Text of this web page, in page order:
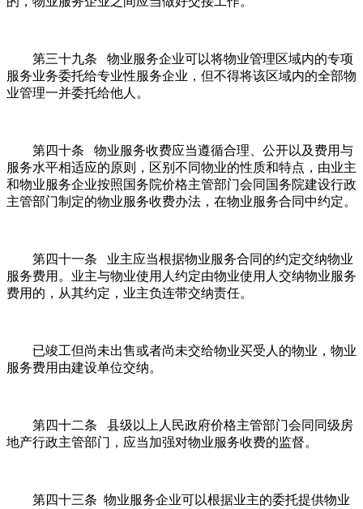
第三十九条 物业服务企业可以将物业管理区域内的专项
服务业务委托给专业性服务企业，但不得将该区域内的全部物
业管理一并委托给他人。
第四十条 物业服务收费应当遵循合理、公开以及费用与
服务水平相适应的原则，区别不同物业的性质和特点，由业主
和物业服务企业按照国务院价格主管部门会同国务院建设行政
主管部门制定的物业服务收费办法，在物业服务合同中约定。
第四十一条 业主应当根据物业服务合同的约定交纳物业
服务费用。业主与物业使用人约定由物业使用人交纳物业服务
费用的，从其约定，业主负连带交纳责任。
已竣工但尚未出售或者尚未交给物业买受人的物业，物业
服务费用由建设单位交纳。
第四十二条 县级以上人民政府价格主管部门会同同级房
地产行政主管部门，应当加强对物业服务收费的监督。
第四十三条 物业服务企业可以根据业主的委托提供物业